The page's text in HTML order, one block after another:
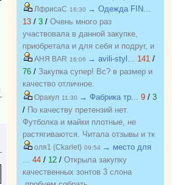
закупке (Нагорная трикотаж) и
осталась в полном восторге от
качества)) Соответствие
размерности и качество Выше
всяких похвал))
ЛфрисаС 16:30 → Одежда FIN...
13 / 3 / Очень много раз
участвовала в данной закупке,
приобретала и для себя и подруг, и
джинсы, и джемпера, и платья, и
блузки, вещи качественные,
соответствуют размеру и
описанию, организатор умничка
всегда оперативно отвечает, с
удовольствием буду участвовать
еще!
АНЯ BAR 16:06 → avili-styl... 141 /
76 / Закупка супер! Вс? в размер и
качество отличное.
Оракул 11:30 → Фабрика тр... 9 / 3
/ По качеству претензий нет.
Футболка и майки плотные, не
растягиваются. Читала отзывы и тк
люблю не в облипку вещи, на свой
46р-р заказала все вещи 48, все
равно получилось в облипку, и на
мой взгляд на рост 165-168
оля1 (Ckarlet) 09:54 → место для
... 44 / 12 / Открыла закупку
качественных зонтов 3 слона